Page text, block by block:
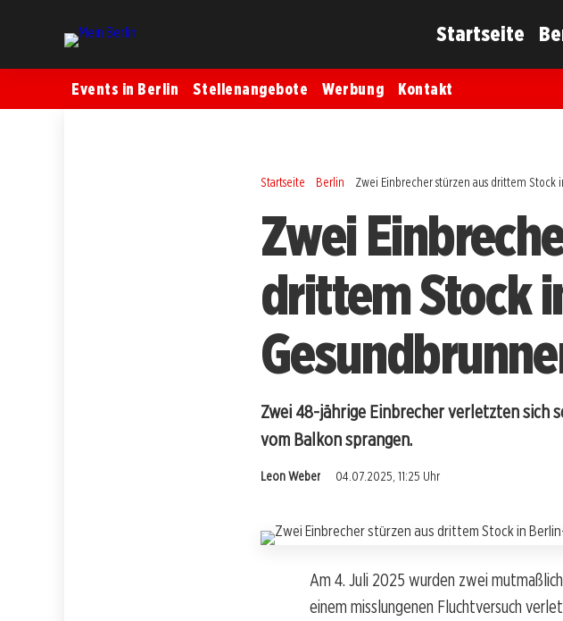
Startseite
Events in Berlin Stellenangebote Werbung Kontakt
Startseite Berlin Zwei Einbrecher stürzen aus drittem Stock
Zwei
drittem Stock
Zwei 48-jährige Einbrecher verletzten sich
vom Balkon sprangen.
Leon Weber 04.07.2025, 11:25 Uhr
Am 4. Juli 2025 wurden zwei
einem misslungenen Fluchtversuch